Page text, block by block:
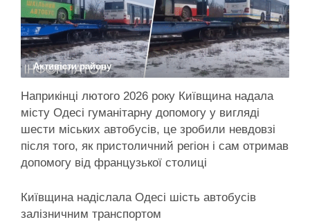
Активісти району
Наприкінці лютого 2026 року Київщина надала
місту Одесі гуманітарну допомогу у вигляді
шести міських автобусів, це зробили невдовзі
після того, як пристоличний регіон і сам отримав
допомогу від французької столиці
Київщина надіслала Одесі шість автобусів
залізничним транспортом